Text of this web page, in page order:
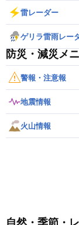
雷レーダー
ゲリラ雷雨レー
防災・減災メ
警報・注意報
地震情報
火山情報